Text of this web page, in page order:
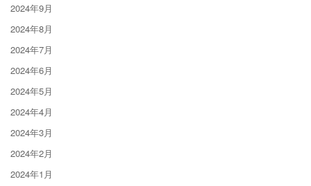
2024年9月
2024年8月
2024年7月
2024年6月
2024年5月
2024年4月
2024年3月
2024年2月
2024年1月